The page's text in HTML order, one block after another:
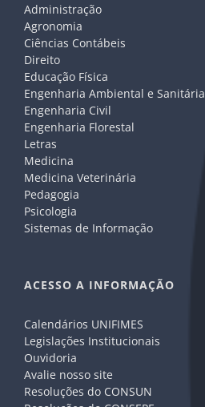
Administração
Agronomia
Ciências Contábeis
Direito
Educação Física
Engenharia Ambiental e Sanitária
Engenharia Civil
Engenharia Florestal
Letras
Medicina
Medicina Veterinária
Pedagogia
Psicologia
Sistemas de Informação
ACESSO A INFORMAÇÃO
Calendários UNIFIMES
Legislações Institucionais
Ouvidoria
Avalie nosso site
Resoluções do CONSUN